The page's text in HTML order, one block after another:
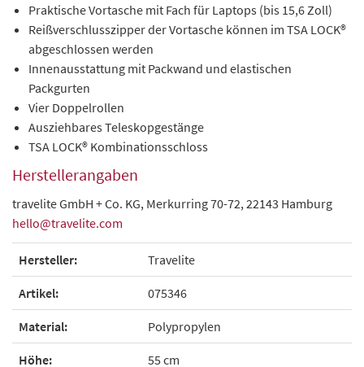
Praktische Vortasche mit Fach für Laptops (bis 15,6 Zoll)
Reißverschlusszipper der Vortasche können im TSA LOCK®
abgeschlossen werden
Innenausstattung mit Packwand und elastischen
Packgurten
Vier Doppelrollen
Ausziehbares Teleskopgestänge
TSA LOCK® Kombinationsschloss
Herstellerangaben
travelite GmbH + Co. KG, Merkurring 70-72, 22143 Hamburg
hello@travelite.com
Hersteller: Travelite
Artikel: 075346
Material: Polypropylen
Höhe: 55 cm